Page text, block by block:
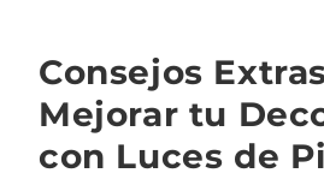
Consejos
Mejorar tu
con Luces de